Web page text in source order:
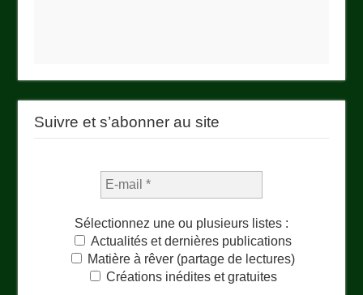
Suivre et s’abonner au site
Sélectionnez une ou plusieurs listes :
Actualités et dernières publications
Matière à rêver (partage de lectures)
Créations inédites et gratuites